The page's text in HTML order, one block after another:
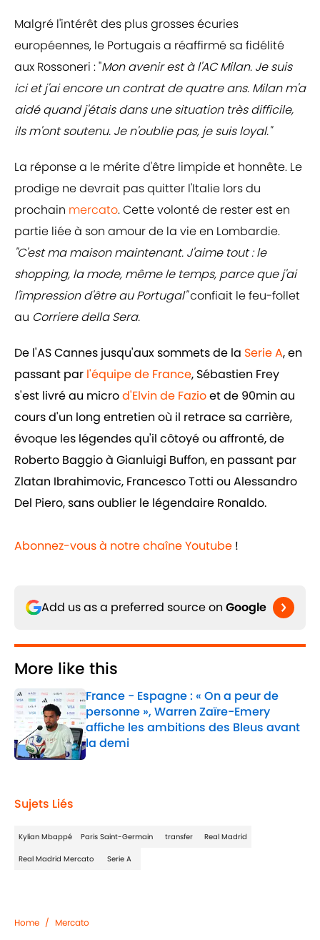
Malgré l'intérêt des plus grosses écuries
européennes, le Portugais a réaffirmé sa fidélité
aux Rossoneri : "Mon avenir est à l'AC Milan. Je suis
ici et j'ai encore un contrat de quatre ans. Milan m'a
aidé quand j'étais dans une situation très difficile,
ils m'ont soutenu. Je n'oublie pas, je suis loyal."
La réponse a le mérite d'être limpide et honnête. Le
prodige ne devrait pas quitter l'Italie lors du
prochain mercato. Cette volonté de rester est en
partie liée à son amour de la vie en Lombardie.
"C'est ma maison maintenant. J'aime tout : le
shopping, la mode, même le temps, parce que j'ai
l'impression d'être au Portugal"confiait le feu-follet
au Corriere della Sera.
De l'AS Cannes jusqu'aux sommets de la Serie A, en
passant par l'équipe de France, Sébastien Frey
s'est livré au microd'Elvin de Fazioet de 90min au
cours d'un long entretien où il retrace sa carrière,
évoque les légendes qu'il côtoyé ou affronté, de
Roberto Baggio à Gianluigi Buffon, en passant par
Zlatan Ibrahimovic, Francesco Totti ou Alessandro
Del Piero, sans oublier le légendaire Ronaldo.
Abonnez-vous à notre chaîne Youtube !
Add us as a preferred source on Google
More like this
France - Espagne : « On a peur de
personne », Warren Zaïre-Emery
affiche les ambitions des Bleus avant
la demi
Published by on Invalid Date
Sujets Liés
Kylian Mbappé Paris Saint-Germain transfer Real Madrid
Real Madrid Mercato Serie A
Home / Mercato